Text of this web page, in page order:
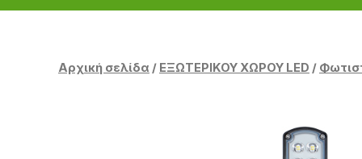
Αρχική σελίδα / ΕΞΩΤΕΡΙΚΟΥ ΧΩΡΟΥ LED /